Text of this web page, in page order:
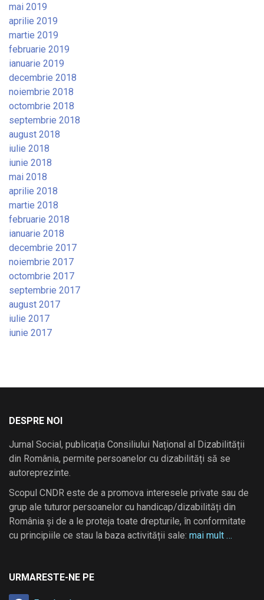
mai 2019
aprilie 2019
martie 2019
februarie 2019
ianuarie 2019
decembrie 2018
noiembrie 2018
octombrie 2018
septembrie 2018
august 2018
iulie 2018
iunie 2018
mai 2018
aprilie 2018
martie 2018
februarie 2018
ianuarie 2018
decembrie 2017
noiembrie 2017
octombrie 2017
septembrie 2017
august 2017
iulie 2017
iunie 2017
DESPRE NOI
Jurnal Social, publicația Consiliului Național al Dizabilității
din România, permite persoanelor cu dizabilități să se
autoreprezinte.
Scopul CNDR este de a promova interesele private sau de
grup ale tuturor persoanelor cu handicap/dizabilități din
România și de a le proteja toate drepturile, în conformitate
cu principiile ce stau la baza activității sale: mai mult …
URMARESTE-NE PE